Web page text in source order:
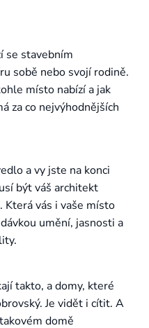
se stavebním
sobě nebo svojí rodině.
místo nabízí a jak
za co nejvýhodnějších
a vy jste na konci
být váš architekt
Která vás i vaše místo
umění, jasnosti a
takto, a domy, které
Je vidět i cítit. A
domě